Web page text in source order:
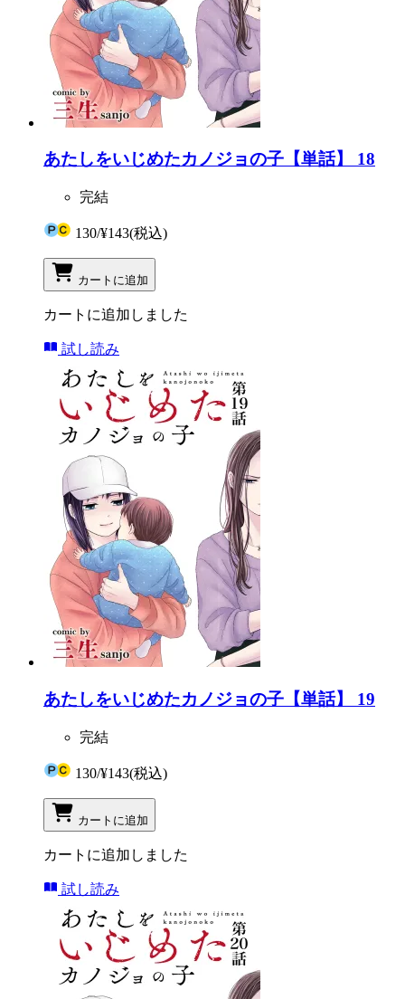
あたしをいじめたカノジョの子【単話】 18
完結
130/¥143(税込)
カートに追加
カートに追加しました
試し読み
あたしをいじめたカノジョの子【単話】 19
完結
130/¥143(税込)
カートに追加
カートに追加しました
試し読み